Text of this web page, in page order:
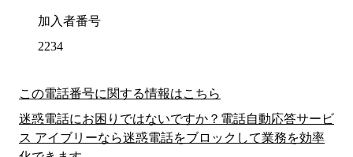
加入者番号
2234
この電話番号に関する情報はこちら
迷惑電話にお困りではないですか？電話自動応答サービ
ス アイブリーなら迷惑電話をブロックして業務を効率